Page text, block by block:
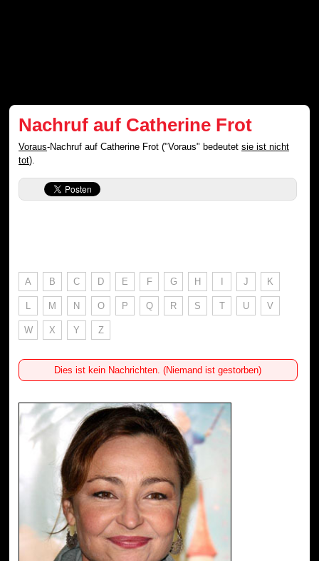
Nachruf auf Catherine Frot
Voraus-Nachruf auf Catherine Frot ("Voraus" bedeutetsie ist nicht
tot).
A B C D E F G H I J K
L M N O P Q R S T U V
W X Y Z
Dies ist kein Nachrichten. (Niemand ist gestorben)